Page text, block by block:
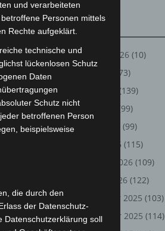
Artikel
Grill
August 2026 (10)
(73)
(139)
(99)
(99)
März 2026 (115)
Februar 2026 (109)
Januar 2026 (122)
Dezember 2025 (103)
November 2025 (114)
und verarbeiteten
Personen mittels
Rechte aufgeklärt.
technische und
lückenlosen Schutz
Daten
Schutz nicht
betroffenen Person
beispielsweise
die durch den
der Datenschutz-
Datenschutzerklärung soll